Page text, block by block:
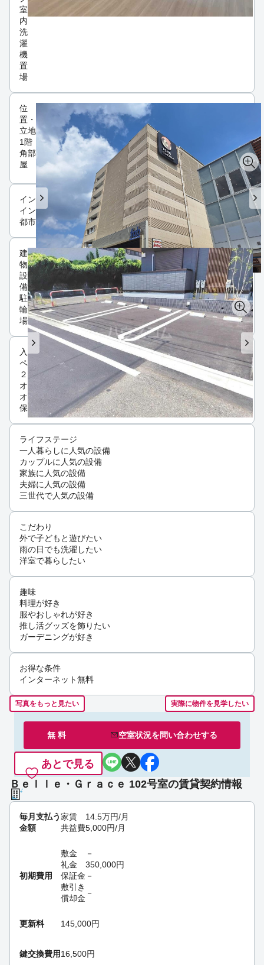
室
内
洗
濯
機
置
場
位
置・
立地
1階
角部
屋
インフラ
インターネット可
都市ガス
建
物
設
備
駐
輪
場
入居条件
ペット可・相談
２人入居可
オンライン相談可
オンライン内見可
保証人不要
ライフステージ
一人暮らしに人気の設備
カップルに人気の設備
家族に人気の設備
夫婦に人気の設備
三世代で人気の設備
こだわり
外で子どもと遊びたい
雨の日でも洗濯したい
洋室で暮らしたい
趣味
料理が好き
服やおしゃれが好き
推し活グッズを飾りたい
ガーデニングが好き
お得な条件
インターネット無料
写真をもっと見たい 実際に物件を見学したい
無 料 空室状況を問い合わせする
あとで見る
Ｂｅｌｌｅ・Ｇｒａｃｅ 102号室の賃貸契約情報
毎月支払う
金額
家賃 14.5万円/月
共益費5,000円/月
初期費用
敷金
－
礼金
350,000円
保証金 －
敷引き
償却金
－
更新料 145,000円
鍵交換費用16,500円